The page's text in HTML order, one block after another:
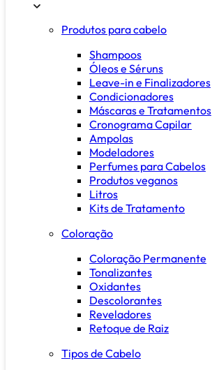
Produtos para cabelo
Shampoos
Óleos e Séruns
Leave-in e Finalizadores
Condicionadores
Máscaras e Tratamentos
Cronograma Capilar
Ampolas
Modeladores
Perfumes para Cabelos
Produtos veganos
Litros
Kits de Tratamento
Coloração
Coloração Permanente
Tonalizantes
Oxidantes
Descolorantes
Reveladores
Retoque de Raiz
Tipos de Cabelo